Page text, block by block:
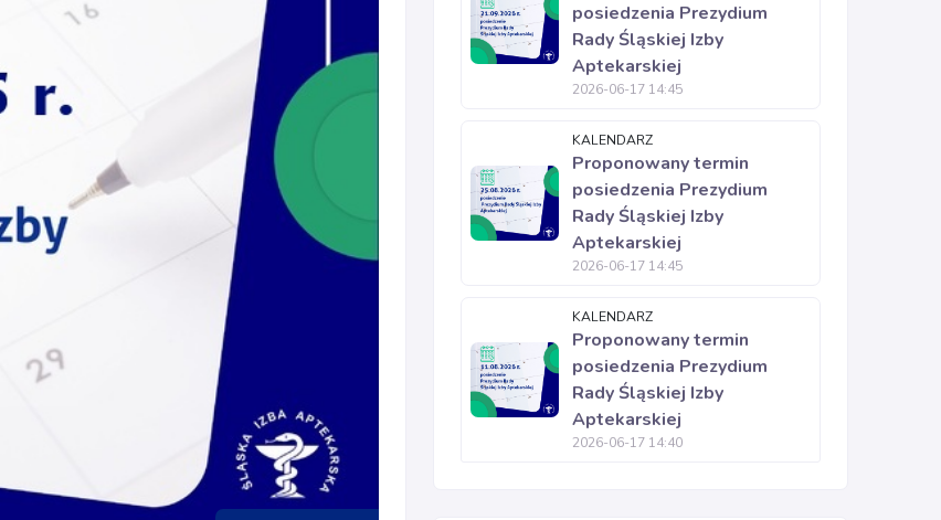
posiedzenia Prezydium
Rady Śląskiej Izby
Aptekarskiej
2026-06-17 14:45
KALENDARZ
Proponowany termin
posiedzenia Prezydium
Rady Śląskiej Izby
Aptekarskiej
2026-06-17 14:45
KALENDARZ
Proponowany termin
posiedzenia Prezydium
Rady Śląskiej Izby
Aptekarskiej
2026-06-17 14:40